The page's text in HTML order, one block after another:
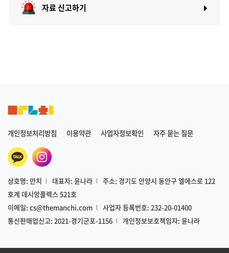
자료 신고하기
개인정보처리방침 이용약관 사업자정보확인 자주 묻는 질문
상호명: 만치 대표자: 윤나라
주소: 경기도 안양시 동안구 엘에스로 122
호계 데시앙플렉스 521호
이메일: cs@themanchi.com
사업자 등록번호: 232-20-01400
통신판매업신고: 2021-경기군포-1156
개인정보보호책임자: 윤나라